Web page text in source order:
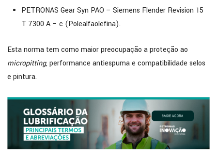
PETRONAS Gear Syn PAO – Siemens Flender Revision 15
T 7300 A – c (Polealfaolefina).
Esta norma tem como maior preocupação a proteção ao
micropitting, performance antiespuma e compatibilidade selos
e pintura.